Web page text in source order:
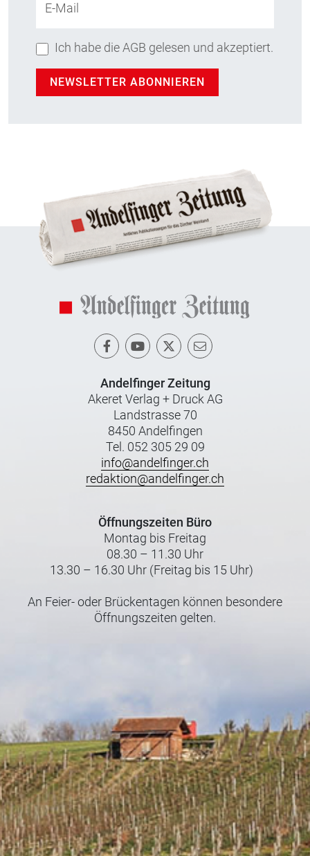
E-Mail
Ich habe die AGB gelesen und akzeptiert.
NEWSLETTER ABONNIEREN
Andelfinger Zeitung
Akeret Verlag + Druck AG
Landstrasse 70
8450 Andelfingen
Tel. 052 305 29 09
info@andelfinger.ch
redaktion@andelfinger.ch
Öffnungszeiten Büro
Montag bis Freitag
08.30 – 11.30 Uhr
13.30 – 16.30 Uhr (Freitag bis 15 Uhr)
An Feier- oder Brückentagen können besondere
Öffnungszeiten gelten.